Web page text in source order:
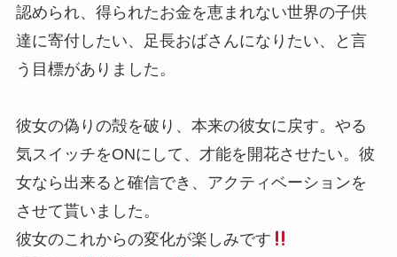
認められ、得られたお金を恵まれない世界の子供
達に寄付したい、足長おばさんになりたい、と言
う目標がありました。
彼女の偽りの殻を破り、本来の彼女に戻す。やる
気スイッチをONにして、才能を開花させたい。彼
女なら出来ると確信でき、アクティベーションを
させて貰いました。
彼女のこれからの変化が楽しみです